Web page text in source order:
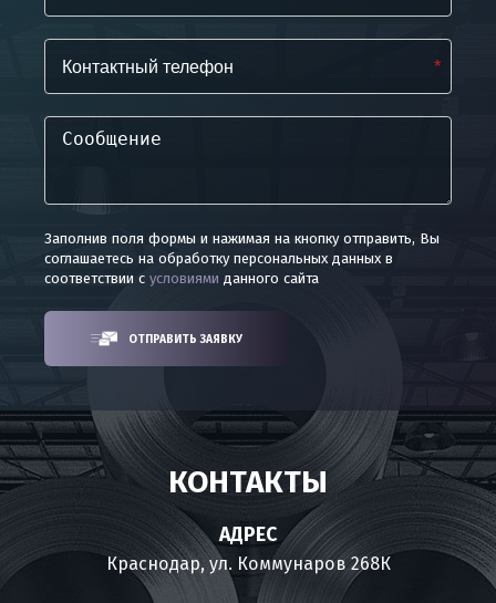
*
Заполнив поля формы и нажимая на кнопку отправить, Вы
соглашаетесь на обработку персональных данных в
соответствии с условиями данного сайта
ОТПРАВИТЬ ЗАЯВКУ
КОНТАКТЫ
АДРЕС
Краснодар, ул. Коммунаров 268К